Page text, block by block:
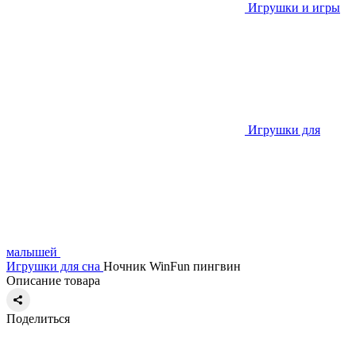
Игрушки и игры
Игрушки для
малышей
Игрушки для сна Ночник WinFun пингвин
Описание товара
Поделиться